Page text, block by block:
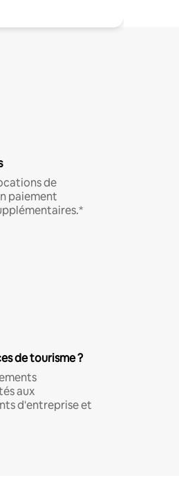
de
paiement
de tourisme ?
aux
d'entreprise et